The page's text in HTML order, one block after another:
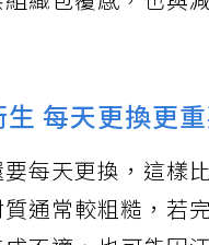
織包覆感，也與
每天更換更
要每天更換，這
通常較粗糙，若